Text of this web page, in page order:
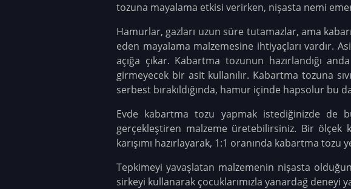
tozuna mayalama etkisi verirken, nişasta nemi
Hamurlar, gazları uzun süre tutamazlar, ama
eden mayalama malzemesine ihtiyaçları vardır.
açığa çıkar. Kabartma tozunun hazırlandığı
girmeyecek bir asit kullanılır. Kabartma tozuna
serbest bırakıldığında, hamur içinde hapsolur bu
Evde kabartma tozu yapmak istediğinizde de
gerçekleştiren malzeme üretebilirsiniz. Bir ölçek
karışımı hazırlayarak, 1:1 oranında kabartma tozu
Tepkimeyi yavaşlatan malzemenin nişasta
sirkeyi kullanarak çocuklarımızla yanardağ deneyi